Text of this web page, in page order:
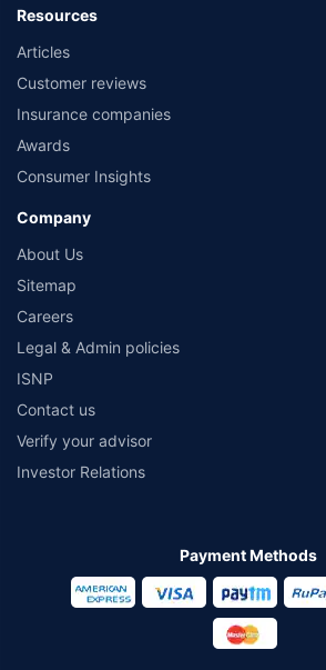
Resources
Articles
Customer reviews
Insurance companies
Awards
Consumer Insights
Company
About Us
Sitemap
Careers
Legal & Admin policies
ISNP
Contact us
Verify your advisor
Investor Relations
Payment Methods